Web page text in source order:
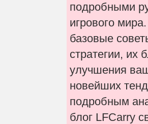
подробными
игрового
базовые
стратегии, их
улучшения
новейших
подробным
блог LFCarry